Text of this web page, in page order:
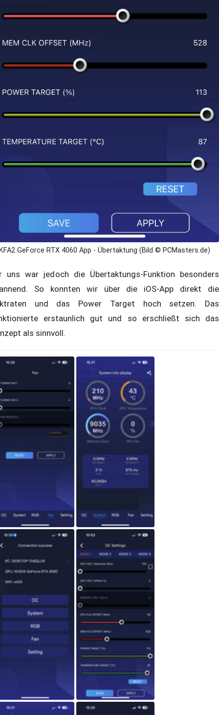
GeForce RTX 4060 App - Übertaktung (Bild © PCMasters.de)
uns war jedoch die Übertaktungs-Funktion besonders
So konnten wir über die iOS-App direkt die
und das Power Target hoch setzen. Das
erstaunlich gut und so erschließt sich das
als sinnvoll.